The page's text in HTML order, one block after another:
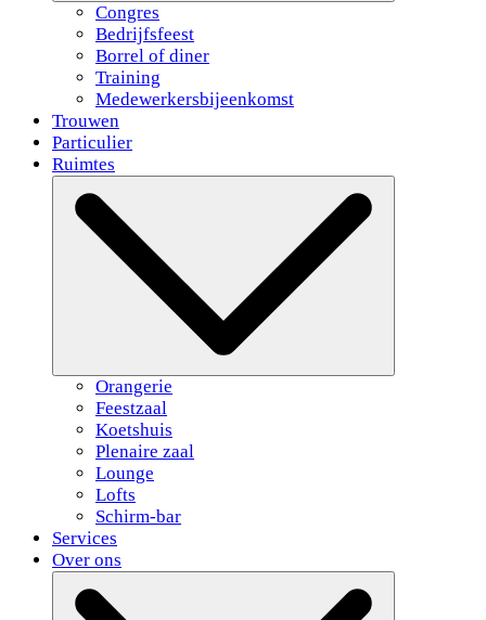
Congres
Bedrijfsfeest
Borrel of diner
Training
Medewerkersbijeenkomst
Trouwen
Particulier
Ruimtes
Orangerie
Feestzaal
Koetshuis
Plenaire zaal
Lounge
Lofts
Schirm-bar
Services
Over ons